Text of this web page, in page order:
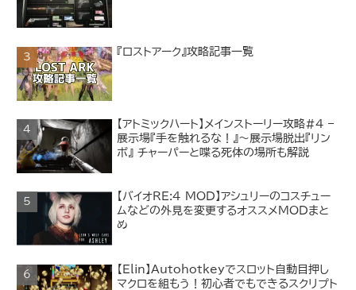
『ロストアーク』攻略記事一覧
【アトミックハート】メインストーリー攻略#4 –
展示場『手を触れるな！』～展示場脱出『リン
ボ』 チャーパーと喋る死体の場所も解説
【バイオRE:4 MOD】アシュリーのコスチュー
ムなどの外見を変更するオススメMODまと
め
【Elin】Autohotkeyでスロット自動目押し
マクロを組もう！初心者でもできるスクリプト